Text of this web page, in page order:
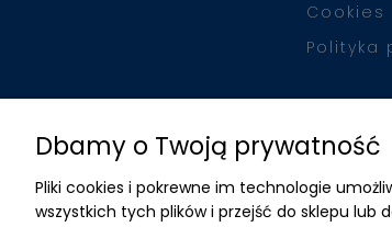
Cookies
Polityka
Dbamy o Twoją prywatność
Pliki cookies i pokrewne im technologie
wszystkich tych plików i przejść do sklepu lub